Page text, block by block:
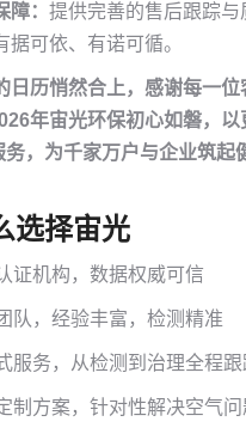
障： 提供完善的售后跟踪
据可依、有诺可循。
日历悄然合上，感谢每一
年宙光环保初心如磐，
务，为千家万户与企业筑起
选择宙光
证机构，数据权威可信
队，经验丰富，检测精准
服务，从检测到治理全程跟
制方案，针对性解决空气问